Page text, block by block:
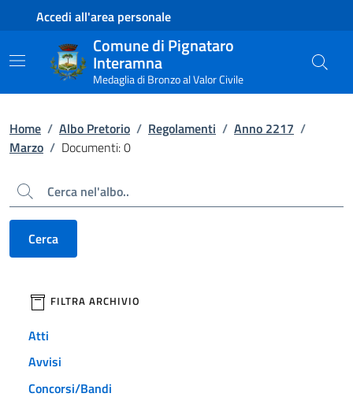
Contenuto principale
Piede di paginaAccedi all'area personale
Comune di Pignataro
Interamna
Medaglia di Bronzo al Valor Civile
Home / Albo Pretorio / Regolamenti / Anno 2217 /
Marzo / Documenti: 0
Cerca
Cerca
filtri da applicare
FILTRA ARCHIVIO
Atti
Avvisi
Concorsi/Bandi